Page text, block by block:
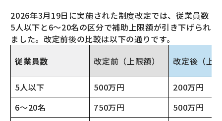
2026年3月19日に実施された制度改定では、従業員数
5人以下と6〜20名の区分で補助上限額が引き下げられ
ました。改定前後の比較は以下の通りです。
従業員数
改定前（上限額） 改定後（上
5人以下 500万円
200万円
6〜20名
750万円
500万円